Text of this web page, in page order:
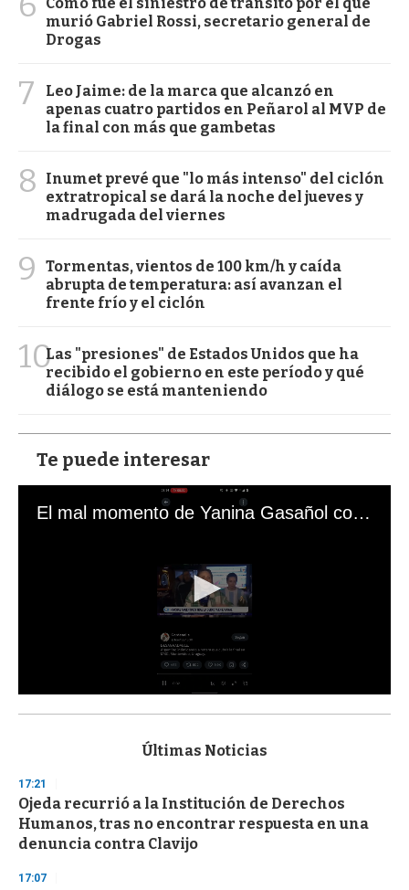
murió Gabriel Rossi, secretario general de
Drogas
7
Leo Jaime: de la marca que alcanzó en
apenas cuatro partidos en Peñarol al MVP de
la final con más que gambetas
8
Inumet prevé que "lo más intenso" del ciclón
extratropical se dará la noche del jueves y
madrugada del viernes
9
Tormentas, vientos de 100 km/h y caída
abrupta de temperatura: así avanzan el
frente frío y el ciclón
10Las "presiones" de Estados Unidos que ha
recibido el gobierno en este período y qué
diálogo se está manteniendo
Te puede interesar
El mal momento de Yanina Gasañol con un hincha argentino en "Subrayado"
s
d
s
o
f
3
s
Últimas Noticias
17:21
Ojeda recurrió a la Institución de Derechos
Humanos, tras no encontrar respuesta en una
denuncia contra Clavijo
17:07